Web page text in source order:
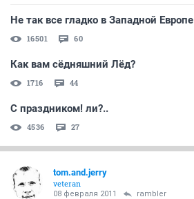
Не так все гладко в Западной Европе
16501 60
Как вам сёдняшний Лёд?
1716 44
С праздником! ли?..
4536 27
tom.and.jerry
veteran
08 февраля 2011 rambler